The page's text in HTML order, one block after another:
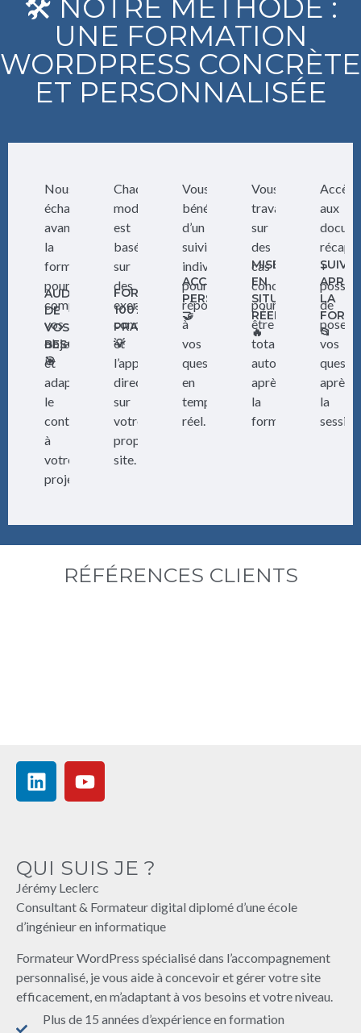
🛠️ NOTRE MÉTHODE :
UNE FORMATION
WORDPRESS CONCRÈTE
ET PERSONNALISÉE
AUDIT
DE
VOS
BESOINS
🎯
Nous
échangeons
avant
la
formation
pour
comprendre
vos
objectifs
et
adapter
le
contenu
à
votre
projet.
FORMATION
100%
PRATIQUE
💡
Chaque
module
est
basé
sur
des
exercices
concrets
et
l’application
directe
sur
votre
propre
site.
ACCOMPAGNEMENT
PERSONNALISÉ
🤝
Vous
bénéficiez
d’un
suivi
individuel
pour
répondre
à
vos
questions
en
temps
réel.
MISES
EN
SITUATION
RÉELLES
🔥
Vous
travaillez
sur
des
cas
concrets
pour
être
totalement
autonome
après
la
formation.
SUIVI
APRÈS
LA
📂
Accès
aux
+
de
poser
vos
après
la
RÉFÉRENCES CLIENTS
QUI SUIS JE ?
Jérémy Leclerc
Consultant & Formateur digital diplomé d’une école
d’ingénieur en informatique
Formateur WordPress spécialisé dans l’accompagnement
personnalisé, je vous aide à concevoir et gérer votre site
efficacement, en m’adaptant à vos besoins et votre niveau.
Plus de 15 années d’expérience en formation